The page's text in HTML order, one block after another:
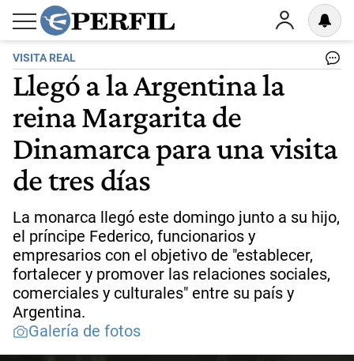
VISITA REAL
Llegó a la Argentina la
reina Margarita de
Dinamarca para una visita
de tres días
La monarca llegó este domingo junto a su hijo,
el príncipe Federico, funcionarios y
empresarios con el objetivo de "establecer,
fortalecer y promover las relaciones sociales,
comerciales y culturales" entre su país y
Argentina.
Galería de fotos